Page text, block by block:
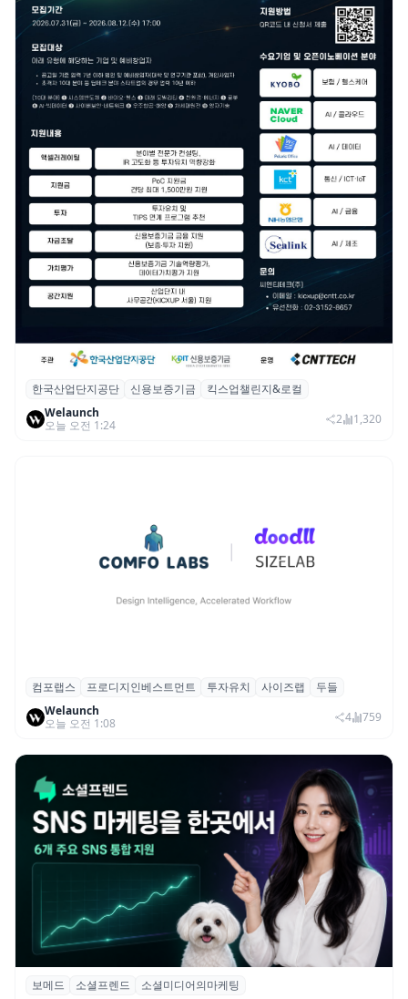
산단공·신보, 2026 ‘킥스업 챌린지&로컬’ 참
여 스타트업 모집
한국산업단지공단 신용보증기금
킥스업챌린지&로컬
Welaunch
오늘 오전 1:24
2 1,320
컴포랩스, 프로디지인베스트먼트로부터 시
드 투자 유치
컴포랩스 프로디지인베스트먼트 투자유치 사이즈랩
두들
Welaunch
오늘 오전 1:08
4 759
보메드 ‘소셜프렌드’, 유튜브·인스타 등 6개
보메드 소셜프렌드 소셜미디어의마케팅